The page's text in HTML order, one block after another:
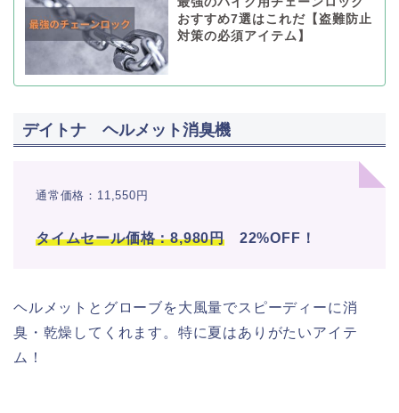
おすすめ7選はこれだ【盗難防止
対策の必須アイテム】
デイトナ ヘルメット消臭機
通常価格：11,550円
タイムセール価格：8,980円 22%OFF！
ヘルメットとグローブを大風量でスピーディーに消
臭・乾燥してくれます。特に夏はありがたいアイテ
ム！